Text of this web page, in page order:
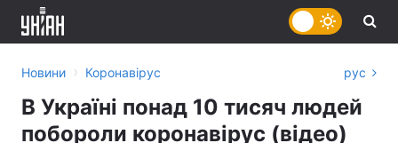
Новини › Коронавірус рус
В Україні понад 10 тисяч людей
побороли коронавірус (відео)